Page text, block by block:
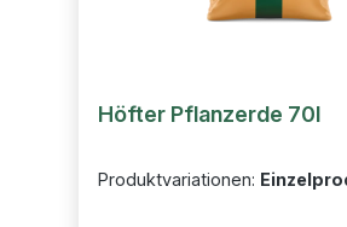
Höfter Pflanzerde 70l
Produktvariationen: